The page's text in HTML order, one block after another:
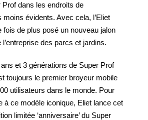
dans les endroits de
moins évidents. Avec cela, l’Eliet
fois de plus posé un nouveau jalon
l’entreprise des parcs et jardins.
et 3 générations de Super Prof
toujours le premier broyeur mobile
utilisateurs dans le monde. Pour
à ce modèle iconique, Eliet lance cet
limitée ‘anniversaire’ du Super